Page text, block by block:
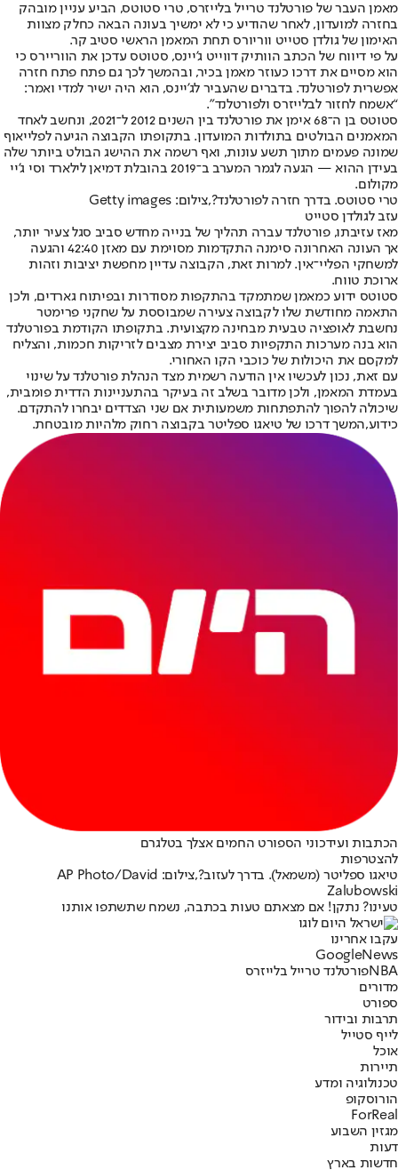
מאמן העבר של פורטלנד טרייל בלייזרס, טרי סטוטס, הביע עניין מובהק
בחזרה למועדון, לאחר שהודיע כי לא ימשיך בעונה הבאה כחלק מצוות
האימון של גולדן סטייט ווריורס תחת המאמן הראשי סטיב קר.
על פי דיווח של הכתב הוותיק דווייט ג'יינס, סטוטס עדכן את הווריירס כי
הוא מסיים את דרכו כעוזר מאמן בכיר, ובהמשך לכך גם פתח פתח חזרה
אפשרית לפורטלנד. בדברים שהעביר לג’יינס, הוא היה ישיר למדי ואמר:
“אשמח לחזור לבלייזרס ולפורטלנד”.
סטוטס בן ה־68 אימן את פורטלנד בין השנים 2012 ל־2021, ונחשב לאחד
המאמנים הבולטים בתולדות המועדון. בתקופתו הקבוצה הגיעה לפלייאוף
שמונה פעמים מתוך תשע עונות, ואף רשמה את ההישג הבולט ביותר שלה
בעידן ההוא — הגעה לגמר המערב ב־2019 בהובלת דמיאן לילארד וסי ג'יי
מקולום.
טרי סטוטס. בדרך חזרה לפורטלנד?,צילום: Getty images
עזב לגולדן סטייט
מאז עזיבתו, פורטלנד עברה תהליך של בנייה מחדש סביב סגל צעיר יותר,
אך העונה האחרונה סימנה התקדמות מסוימת עם מאזן 42:40 והגעה
למשחקי הפליי־אין. למרות זאת, הקבוצה עדיין מחפשת יציבות וזהות
ארוכת טווח.
סטוטס ידוע כמאמן שמתמקד בהתקפות מסודרות ובפיתוח גארדים, ולכן
התאמה מחודשת שלו לקבוצה צעירה שמבוססת על שחקני פרימטר
נחשבת לאופציה טבעית מבחינה מקצועית. בתקופתו הקודמת בפורטלנד
הוא בנה מערכות התקפיות סביב יצירת מצבים לזריקות חכמות, והצליח
למקסם את היכולות של כוכבי הקו האחורי.
עם זאת, נכון לעכשיו אין הודעה רשמית מצד הנהלת פורטלנד על שינוי
בעמדת המאמן, ולכן מדובר בשלב זה בעיקר בהתעניינות הדדית פומבית,
שיכולה להפוך להתפתחות משמעותית אם שני הצדדים יבחרו להתקדם.
כידוע,המשך דרכו של טיאגו ספליטר בקבוצה רחוק מלהיות מובטחת.
הכתבות ועידכוני הספורט החמים אצלך בטלגרם
להצטרפות
טיאגו ספליטר (משמאל). בדרך לעזוב?,צילום: AP Photo/David
Zalubowski
טעינו? נתקן! אם מצאתם טעות בכתבה, נשמח שתשתפו אותנו
עקבו אחרינו
Googl eNews
NBAפורטלנד טרייל בלייזרס
מדורים
ספורט
תרבות ובידור
לייף סטייל
אוכל
תיירות
טכנולוגיה ומדע
הורוסקופ
ForReal
מגזין השבוע
דעות
חדשות בארץ